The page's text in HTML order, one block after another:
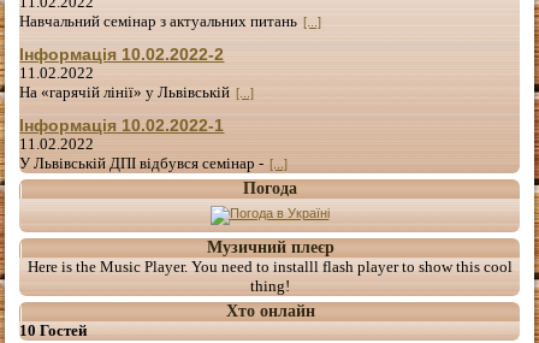
Навчальний семінар з актуальних питань [...]
Інформація 10.02.2022-2
11.02.2022
На «гарячій лінії» у Львівській [...]
Інформація 10.02.2022-1
11.02.2022
У Львівській ДПІ відбувся семінар - [...]
Погода
Музичний плеєр
Here is the Music Player. You need to installl flash player to show this cool
thing!
Хто онлайн
10 Гостей